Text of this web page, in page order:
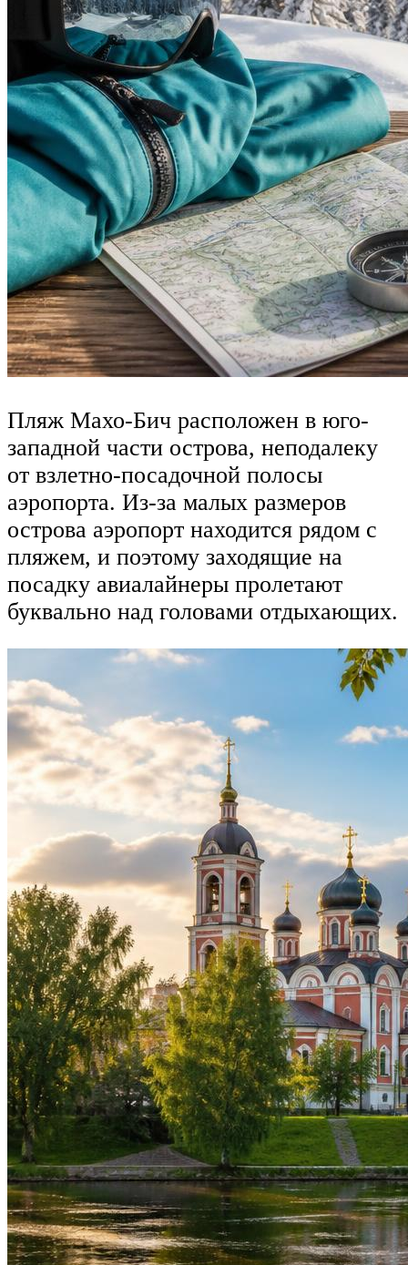
Пляж Махо-Бич расположен в юго-
западной части острова, неподалеку
от взлетно-посадочной полосы
аэропорта. Из-за малых размеров
острова аэропорт находится рядом с
пляжем, и поэтому заходящие на
посадку авиалайнеры пролетают
буквально над головами отдыхающих.